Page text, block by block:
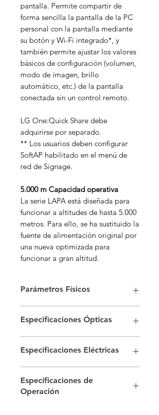
pantalla. Permite compartir de
forma sencilla la pantalla de la PC
personal con la pantalla mediante
su botón y Wi-Fi integrado*, y
también permite ajustar los valores
básicos de configuración (volumen,
modo de imagen, brillo
automático, etc.) de la pantalla
conectada sin un control remoto.
LG One:Quick Share debe
adquirirse por separado.
** Los usuarios deben configurar
SoftAP habilitado en el menú de
red de Signage.
5.000 m Capacidad operativa
La serie LAPA está diseñada para
funcionar a altitudes de hasta 5.000
metros. Para ello, se ha sustituido la
fuente de alimentación original por
una nueva optimizada para
funcionar a gran altitud.
Parámetros Físicos
Nombre de Pitch P1.56
Configuración de
Píxeles
SMD único
Distancia entre
Píxeles (mm)
1.56
Especificaciones Ópticas
Brillo (Después de
Calibración, nit)
500 (Típ.)
Temperatura de
Color (K)
Especificaciones Eléctricas
Consumo de Energía
(W/Pantalla, Máx.)
Especificaciones de
Operación